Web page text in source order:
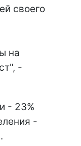
своего
на
-
- 23%
-